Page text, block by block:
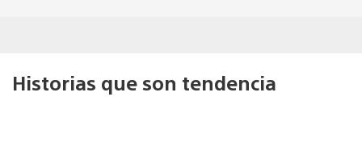
Historias que son tendencia